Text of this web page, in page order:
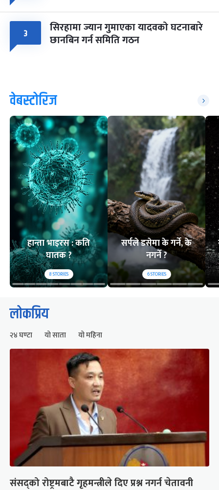
३ सिरहामा ज्यान गुमाएका यादवको घटनाबारे
छानबिन गर्न समिति गठन
वेबस्टोरिज
हान्ता भाइरस : कति
घातक ?
8STORIES
सर्पले डसेमा के गर्ने, के
नगर्ने ?
6STORIES
लोकप्रिय
२४ घण्टा यो साता यो महिना
संसद्को रोष्ट्रमबाटै गृहमन्त्रीले दिए प्रश्न नगर्न चेतावनी